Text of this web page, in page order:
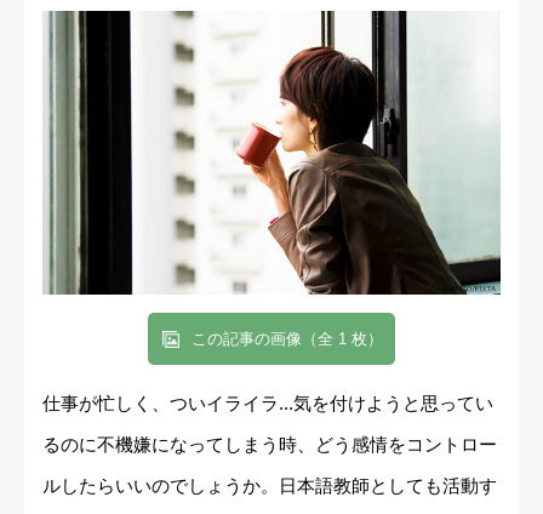
この記事の画像（全 1 枚）
仕事が忙しく、ついイライラ...気を付けようと思ってい
るのに不機嫌になってしまう時、どう感情をコントロー
ルしたらいいのでしょうか。日本語教師としても活動す